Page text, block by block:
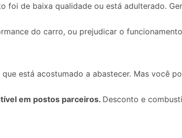
foi de baixa qualidade ou está adulterado.
do carro, ou prejudicar o
está acostumado a abastecer. Mas você
em postos parceiros. Desconto e